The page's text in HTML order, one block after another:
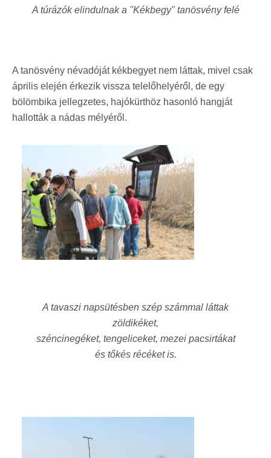
A túrázók elindulnak a "Kékbegy" tanösvény felé
A tanösvény névadóját kékbegyet nem láttak, mivel csak
április elején érkezik vissza telelőhelyéről, de egy
bölömbika jellegzetes, hajókürthöz hasonló hangját
hallották a nádas mélyéről.
A tavaszi napsütésben szép számmal láttak
zöldikéket,
széncinegéket, tengeliceket, mezei pacsirtákat
és tőkés récéket is.